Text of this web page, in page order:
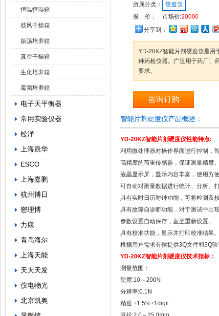
恒温恒湿箱
鼓风干燥箱
振荡培养箱
真空干燥箱
生化培养箱
霉菌培养箱
电子天平衡器
常用实验仪器
松洋
上海辰华
ESCO
上海嘉鹏
杭州博日
密理博
力康
青岛海尔
上海天能
天大天发
仪电物光
北京凯奥
所属分类：
硬度仪
报 价：
市场价:20000
分享到：
YD-20KZ智能片剂硬度仪是用
种药检仪器。广泛用于药厂、
要求。
咨询订购
智能片剂硬度仪产品概述：
YD-20KZ智能片剂硬度仪性能特点:
利用微处理器对操作界面进行控制，
高精度的荷重传感器，保证测量精度
液晶显示屏，显示内容丰富，使用方
可自动对测量数据进行统计、分析、
具有实时日历时钟功能，可将检测及
具有故障自诊断功能，对于测试中出
参数设置自动保存，直至重新设置。
具有校准功能，显示并打印校准结果
根据用户需求有偿提供3Q文件和3Q
YD-20KZ智能片剂硬度仪技术指标：
测量范围：
硬度:10～200N
分辨率:0.1N
精度:±1.5%±1digit